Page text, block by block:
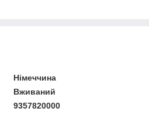
Німеччина
Вживаний
9357820000